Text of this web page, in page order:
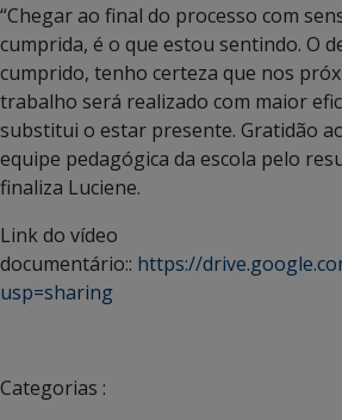
“Chegar ao final do processo com
cumprida, é o que estou sentindo. O
cumprido, tenho certeza que nos
trabalho será realizado com maior
substitui o estar presente. Gratidão
equipe pedagógica da escola pelo
finaliza Luciene.
Link do vídeo
documentário:: https://
usp=sharing
Categorias :